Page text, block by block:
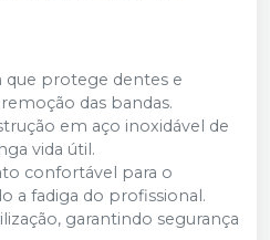
que protege dentes e
das bandas.
em aço inoxidável de
vida útil.
confortável para o
a fadiga do profissional.
garantindo segurança